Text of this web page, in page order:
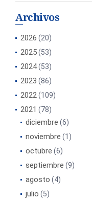
Archivos
2026 (20)
2025(53)
2024(53)
2023 (86)
2022(109)
2021 (78)
diciembre (6)
noviembre (1)
octubre (6)
septiembre (9)
agosto (4)
julio (5)